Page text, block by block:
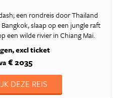
een rondreis door Thailand
slaap op een jungle raft
een wilde rivier in Chiang Mai.
excl ticket
€ 2035
DEZE REIS